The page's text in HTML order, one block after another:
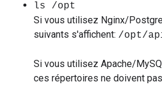
ls /opt
Si vous utilisez Nginx/
suivants s'affichent: /opt/
Si vous utilisez Apache/
ces répertoires ne doivent